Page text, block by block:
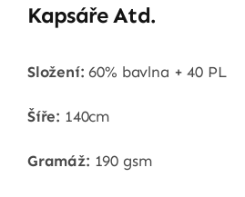
Kapsáře Atd.
Složení: 60% bavlna + 40 PL
Šíře: 140cm
Gramáž: 190 gsm